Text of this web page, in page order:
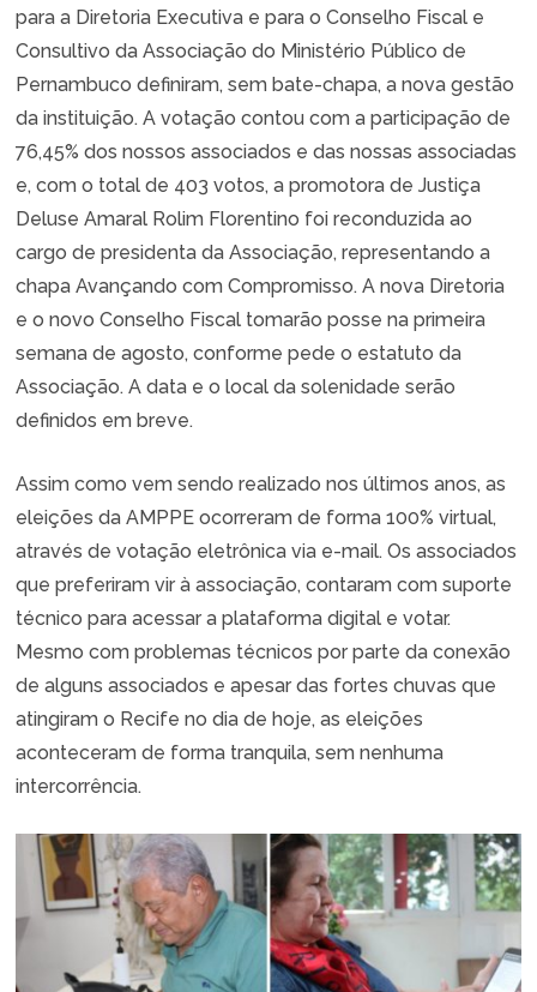
para a Diretoria Executiva e para o Conselho Fiscal e
Consultivo da Associação do Ministério Público de
Pernambuco definiram, sem bate-chapa, a nova gestão
da instituição. A votação contou com a participação de
76,45% dos nossos associados e das nossas associadas
e, com o total de 403 votos, a promotora de Justiça
Deluse Amaral Rolim Florentino foi reconduzida ao
cargo de presidenta da Associação, representando a
chapa Avançando com Compromisso. A nova Diretoria
e o novo Conselho Fiscal tomarão posse na primeira
semana de agosto, conforme pede o estatuto da
Associação. A data e o local da solenidade serão
definidos em breve.
Assim como vem sendo realizado nos últimos anos, as
eleições da AMPPE ocorreram de forma 100% virtual,
através de votação eletrônica via e-mail. Os associados
que preferiram vir à associação, contaram com suporte
técnico para acessar a plataforma digital e votar.
Mesmo com problemas técnicos por parte da conexão
de alguns associados e apesar das fortes chuvas que
atingiram o Recife no dia de hoje, as eleições
aconteceram de forma tranquila, sem nenhuma
intercorrência.